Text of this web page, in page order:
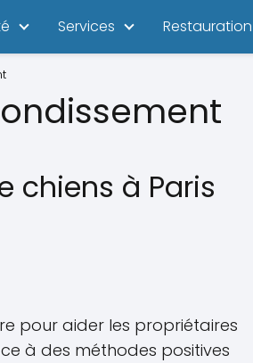
Services Restauration
chiens à Paris
pour aider les propriétaires
à des méthodes positives